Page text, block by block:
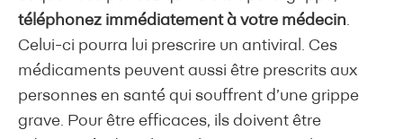
téléphonez immédiatement à votre médecin.
Celui-ci pourra lui prescrire un antiviral. Ces
médicaments peuvent aussi être prescrits aux
personnes en santé qui souffrent d’une grippe
grave. Pour être efficaces, ils doivent être